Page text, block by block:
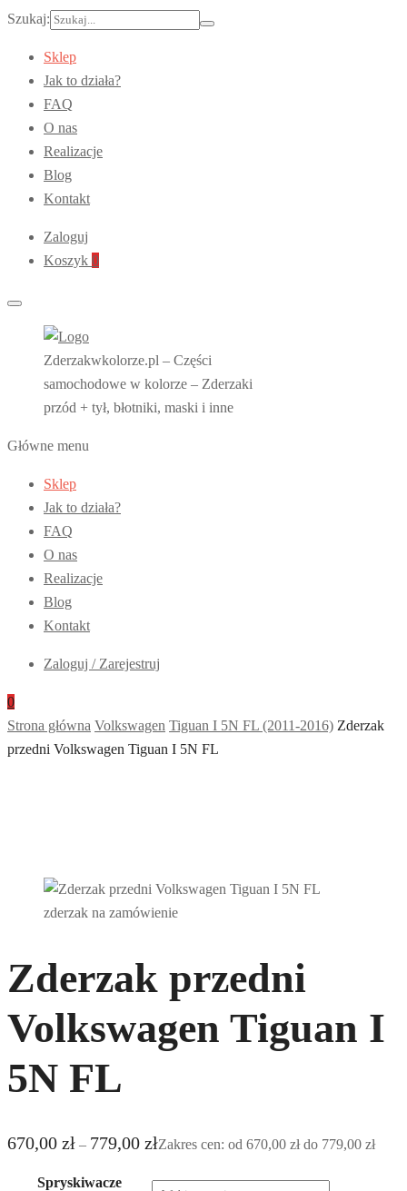
Szukaj:
Sklep
Jak to działa?
FAQ
O nas
Realizacje
Blog
Kontakt
Zaloguj
Koszyk 0
Zderzakwkolorze.pl – Części
samochodowe w kolorze – Zderzaki
przód + tył, błotniki, maski i inne
Główne menu
Sklep
Jak to działa?
FAQ
O nas
Realizacje
Blog
Kontakt
Zaloguj / Zarejestruj
0
Strona główna Volkswagen Tiguan I 5N FL (2011-2016) Zderzak
przedni Volkswagen Tiguan I 5N FL
Zderzak przedni
Volkswagen Tiguan I
5N FL
670,00 zł – 779,00 złZakres cen: od 670,00 zł do 779,00 zł
Spryskiwacze